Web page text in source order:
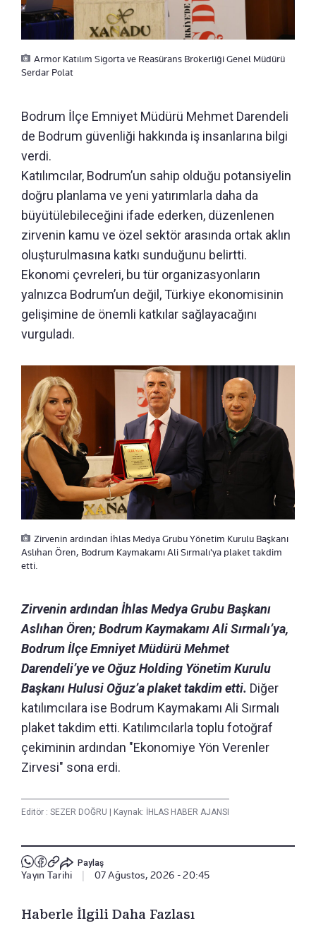
Armor Katılım Sigorta ve Reasürans Brokerliği Genel Müdürü
Serdar Polat
Bodrum İlçe Emniyet Müdürü Mehmet Darendeli
de Bodrum güvenliği hakkında iş insanlarına bilgi
verdi.
Katılımcılar, Bodrum’un sahip olduğu potansiyelin
doğru planlama ve yeni yatırımlarla daha da
büyütülebileceğini ifade ederken, düzenlenen
zirvenin kamu ve özel sektör arasında ortak aklın
oluşturulmasına katkı sunduğunu belirtti.
Ekonomi çevreleri, bu tür organizasyonların
yalnızca Bodrum’un değil, Türkiye ekonomisinin
gelişimine de önemli katkılar sağlayacağını
vurguladı.
Zirvenin ardından İhlas Medya Grubu Yönetim Kurulu Başkanı
Aslıhan Ören, Bodrum Kaymakamı Ali Sırmalı'ya plaket takdim
etti.
Zirvenin ardından İhlas Medya Grubu Başkanı
Aslıhan Ören; Bodrum Kaymakamı Ali Sırmalı’ya,
Bodrum İlçe Emniyet Müdürü Mehmet
Darendeli’ye ve Oğuz Holding Yönetim Kurulu
Başkanı Hulusi Oğuz’a plaket takdim etti. Diğer
katılımcılara ise Bodrum Kaymakamı Ali Sırmalı
plaket takdim etti. Katılımcılarla toplu fotoğraf
çekiminin ardından "Ekonomiye Yön Verenler
Zirvesi" sona erdi.
Editör : SEZER DOĞRU Kaynak: İHLAS HABER AJANSI
Paylaş
Yayın Tarihi 07 Ağustos, 2026 - 20:45
Haberle İlgili Daha Fazlası